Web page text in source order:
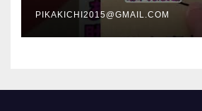
PIKAKICHI2015@GMAIL.COM